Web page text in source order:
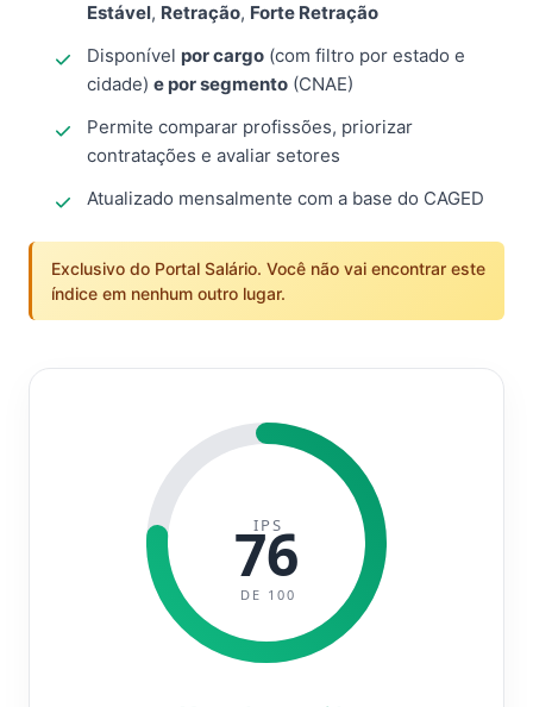
Estável, Retração, Forte Retração
Disponível por cargo (com filtro por estado e
cidade) e por segmento (CNAE)
Permite comparar profissões, priorizar
contratações e avaliar setores
Atualizado mensalmente com a base do CAGED
Exclusivo do Portal Salário. Você não vai encontrar este
índice em nenhum outro lugar.
IPS
76
DE 100